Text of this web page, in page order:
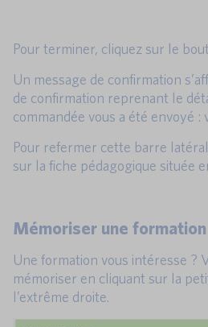
Pour terminer, cliquez sur le
Un message de confirmation
de confirmation reprenant le
commandée vous a été envoyé
Pour refermer cette barre
sur la fiche pédagogique située
Mémoriser une formation
Une formation vous intéresse ?
mémoriser en cliquant sur la
l’extrême droite.